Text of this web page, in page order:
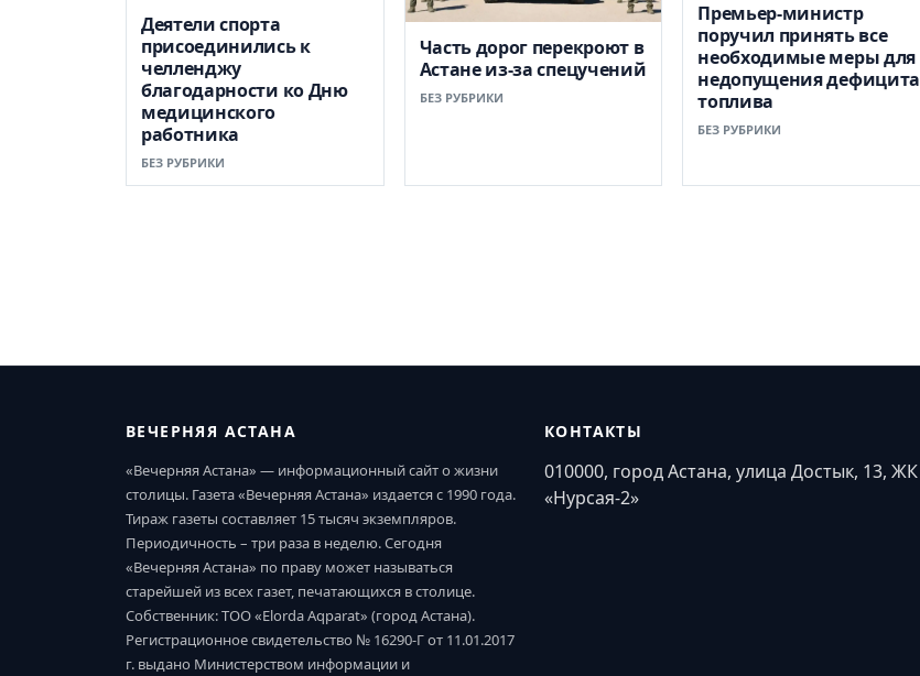
Деятели спорта
присоединились к
челленджу
благодарности ко Дню
медицинского
работника
БЕЗ РУБРИКИ
Часть дорог перекроют в
Астане из-за спецучений
БЕЗ РУБРИКИ
Премьер-министр
поручил принять все
необходимые меры для
недопущения дефицита
топлива
БЕЗ РУБРИКИ
ВЕЧЕРНЯЯ АСТАНА
«Вечерняя Астана» — информационный сайт о жизни
столицы. Газета «Вечерняя Астана» издается с 1990 года.
Тираж газеты составляет 15 тысяч экземпляров.
Периодичность – три раза в неделю. Сегодня
«Вечерняя Астана» по праву может называться
старейшей из всех газет, печатающихся в столице.
Собственник: ТОО «Elorda Aqparat» (город Астана).
Регистрационное свидетельство № 16290-Г от 11.01.2017
г. выдано Министерством информации и
КОНТАКТЫ
010000, город Астана, улица Достык, 13, ЖК
«Нурсая-2»